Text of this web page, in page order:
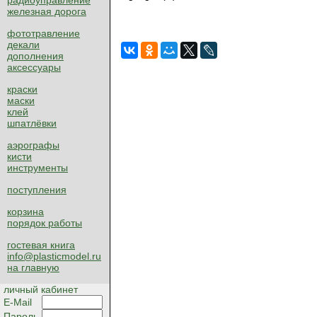
железная дорога
фототравление
декали
дополнения
аксессуары
краски
маски
клей
шпатлёвки
аэрографы
кисти
инструменты
поступления
корзина
порядок работы
гостевая книга
info@plasticmodel.ru
на главную
личный кабинет
E-Mail